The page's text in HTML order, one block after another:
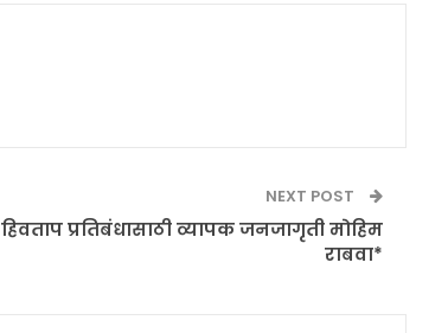
NEXT POST
हिवताप प्रतिबंधासाठी व्यापक जनजागृती मोहिम
राबवा*